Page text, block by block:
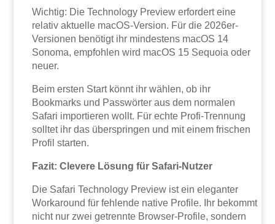
Wichtig: Die Technology Preview erfordert eine
relativ aktuelle macOS-Version. Für die 2026er-
Versionen benötigt ihr mindestens macOS 14
Sonoma, empfohlen wird macOS 15 Sequoia oder
neuer.
Beim ersten Start könnt ihr wählen, ob ihr
Bookmarks und Passwörter aus dem normalen
Safari importieren wollt. Für echte Profi-Trennung
solltet ihr das überspringen und mit einem frischen
Profil starten.
Fazit: Clevere Lösung für Safari-Nutzer
Die Safari Technology Preview ist ein eleganter
Workaround für fehlende native Profile. Ihr bekommt
nicht nur zwei getrennte Browser-Profile, sondern